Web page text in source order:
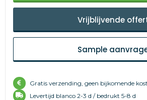
Vrijblijvende
Sample
Gratis verzending, geen bijkomende
Levertijd blanco 2-3 d / bedrukt 5-8 d